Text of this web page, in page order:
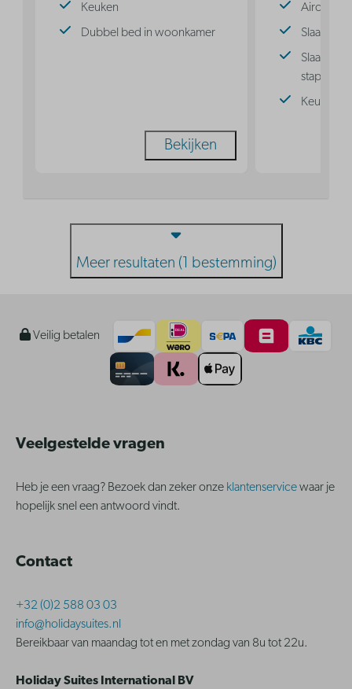
Keuken
Dubbel bed in woonkamer
Bekijken
stapelbed
Keuken
Meer resultaten (1 bestemming)
Veilig betalen
Veelgestelde vragen
Heb je een vraag? Bezoek dan zeker onze klantenservicewaar je
hopelijk snel een antwoord vindt.
Contact
+32 (0)2 588 03 03
info@holidaysuites.nl
Bereikbaar van maandag tot en met zondag van 8u tot 22u.
Holiday Suites International BV